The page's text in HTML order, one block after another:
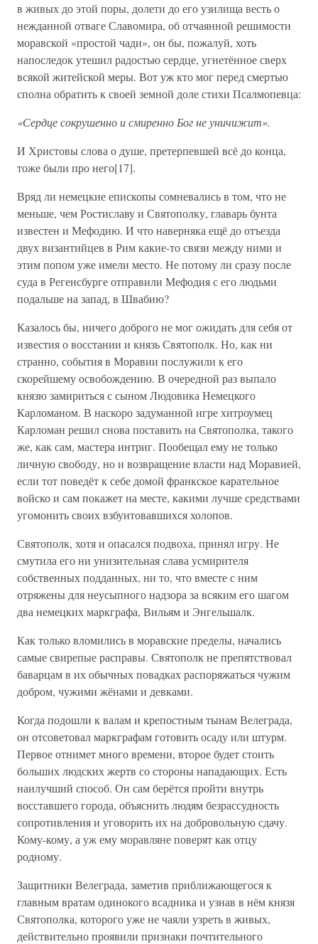
в живых до этой поры, долети до его узилища весть о
нежданной отваге Славомира, об отчаянной решимости
моравской «простой чади», он бы, пожалуй, хоть
напоследок утешил радостью сердце, угнетённое сверх
всякой житейской меры. Вот уж кто мог перед смертью
сполна обратить к своей земной доле стихи Псалмопевца:
«Сердце сокрушенно и смиренно Бог не уничижит».
И Христовы слова о душе, претерпевшей всё до конца,
тоже были про него[17].
Вряд ли немецкие епископы сомневались в том, что не
меньше, чем Ростиславу и Святополку, главарь бунта
известен и Мефодию. И что наверняка ещё до отъезда
двух византийцев в Рим какие-то связи между ними и
этим попом уже имели место. Не потому ли сразу после
суда в Регенсбурге отправили Мефодия с его людьми
подальше на запад, в Швабию?
Казалось бы, ничего доброго не мог ожидать для себя от
известия о восстании и князь Святополк. Но, как ни
странно, события в Моравии послужили к его
скорейшему освобождению. В очередной раз выпало
князю замириться с сыном Людовика Немецкого
Карломаном. В наскоро задуманной игре хитроумец
Карломан решил снова поставить на Святополка, такого
же, как сам, мастера интриг. Пообещал ему не только
личную свободу, но и возвращение власти над Моравией,
если тот поведёт к себе домой франкское карательное
войско и сам покажет на месте, какими лучше средствами
угомонить своих взбунтовавшихся холопов.
Святополк, хотя и опасался подвоха, принял игру. Не
смутила его ни унизительная слава усмирителя
собственных подданных, ни то, что вместе с ним
отряжены для неусыпного надзора за всяким его шагом
два немецких маркграфа, Вильям и Энгельшалк.
Как только вломились в моравские пределы, начались
самые свирепые расправы. Святополк не препятствовал
баварцам в их обычных повадках распоряжаться чужим
добром, чужими жёнами и девками.
Когда подошли к валам и крепостным тынам Велеграда,
он отсоветовал маркграфам готовить осаду или штурм.
Первое отнимет много времени, второе будет стоить
больших людских жертв со стороны нападающих. Есть
наилучший способ. Он сам берётся пройти внутрь
восставшего города, объяснить людям безрассудность
сопротивления и уговорить их на добровольную сдачу.
Кому-кому, а уж ему моравляне поверят как отцу
родному.
Защитники Велеграда, заметив приближающегося к
главным вратам одинокого всадника и узнав в нём князя
Святополка, которого уже не чаяли узреть в живых,
действительно проявили признаки почтительного